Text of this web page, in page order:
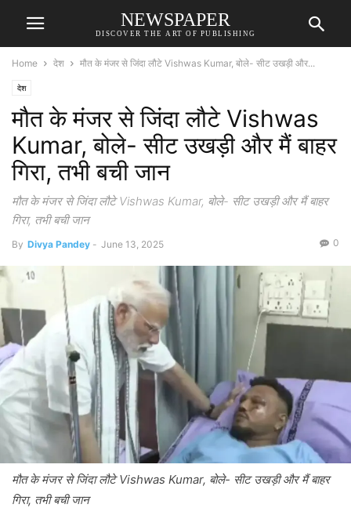
NEWSPAPER
DISCOVER THE ART OF PUBLISHING
Home देश मौत के मंजर से जिंदा लौटे Vishwas Kumar, बोले- सीट उखड़ी और...
देश
मौत के मंजर से जिंदा लौटे Vishwas
Kumar, बोले- सीट उखड़ी और मैं बाहर
गिरा, तभी बची जान
मौत के मंजर से जिंदा लौटे Vishwas Kumar, बोले- सीट उखड़ी और मैं बाहर
गिरा, तभी बची जान
By Divya Pandey - June 13, 2025 0
मौत के मंजर से जिंदा लौटे Vishwas Kumar, बोले- सीट उखड़ी और मैं बाहर
गिरा, तभी बची जान